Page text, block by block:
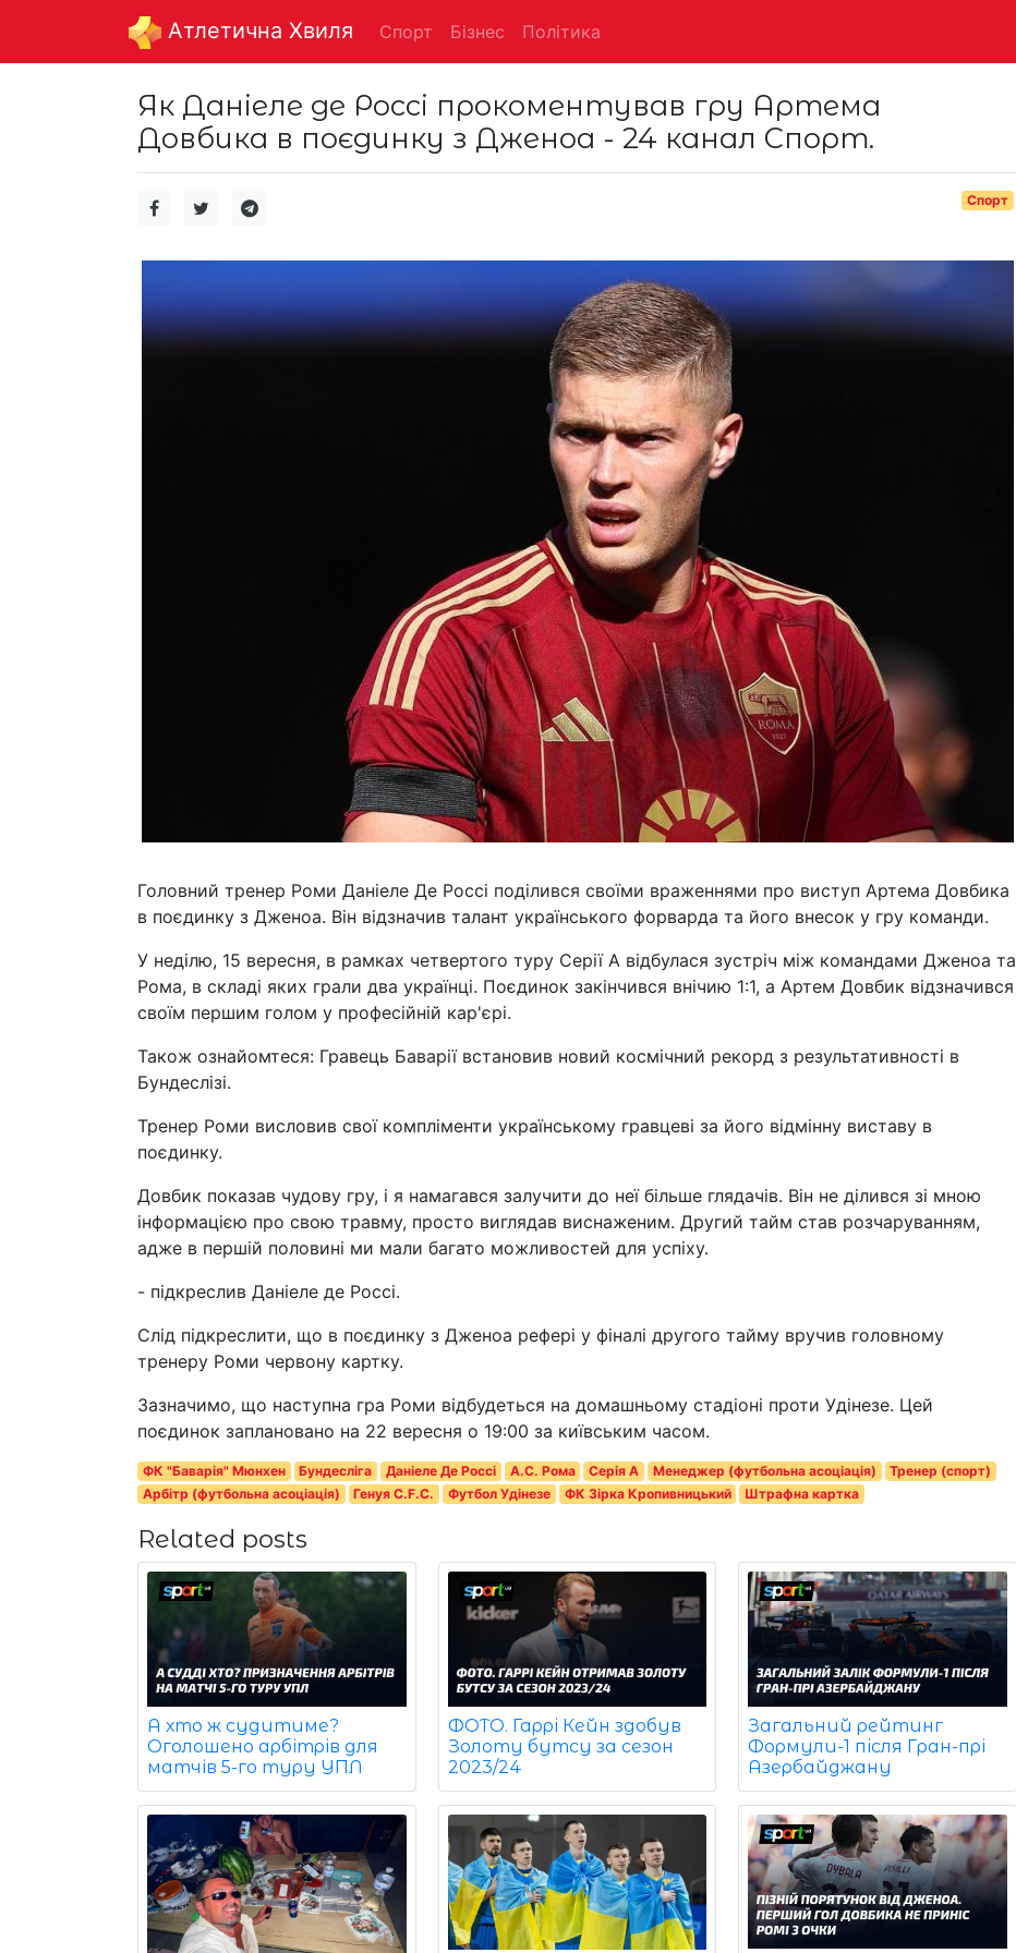
Aтлетична Хвиля Спорт Бізнес Політика
Як Даніеле де Россі прокоментував гру Артема
Довбика в поєдинку з Дженоа - 24 канал Спорт.
Спорт
Головний тренер Роми Даніеле Де Россі поділився своїми враженнями про виступ Артема Довбика
в поєдинку з Дженоа. Він відзначив талант українського форварда та його внесок у гру команди.
У неділю, 15 вересня, в рамках четвертого туру Серії А відбулася зустріч між командами Дженоа та
Рома, в складі яких грали два українці. Поєдинок закінчився внічию 1:1, а Артем Довбик відзначився
своїм першим голом у професійній кар'єрі.
Також ознайомтеся: Гравець Баварії встановив новий космічний рекорд з результативності в
Бундеслізі.
Тренер Роми висловив свої компліменти українському гравцеві за його відмінну виставу в
поєдинку.
Довбик показав чудову гру, і я намагався залучити до неї більше глядачів. Він не ділився зі мною
інформацією про свою травму, просто виглядав виснаженим. Другий тайм став розчаруванням,
адже в першій половині ми мали багато можливостей для успіху.
- підкреслив Даніеле де Россі.
Слід підкреслити, що в поєдинку з Дженоа рефері у фіналі другого тайму вручив головному
тренеру Роми червону картку.
Зазначимо, що наступна гра Роми відбудеться на домашньому стадіоні проти Удінезе. Цей
поєдинок заплановано на 22 вересня о 19:00 за київським часом.
ФК "Баварія" Мюнхен Бундесліга Даніеле Де Россі А.С. Рома Серія A Менеджер (футбольна асоціація)
Тренер (спорт)
Арбітр (футбольна асоціація)
Генуя C.F.C. Футбол Удінезе ФК Зірка Кропивницький Штрафна картка
Related posts
А хто ж судитиме?
Оголошено арбітрів для
матчів 5-го туру УПЛ
ФОТО. Гаррі Кейн здобув
Золоту бутсу за сезон
2023/24
Загальний рейтинг
Формули-1 після Гран-прі
Азербайджану